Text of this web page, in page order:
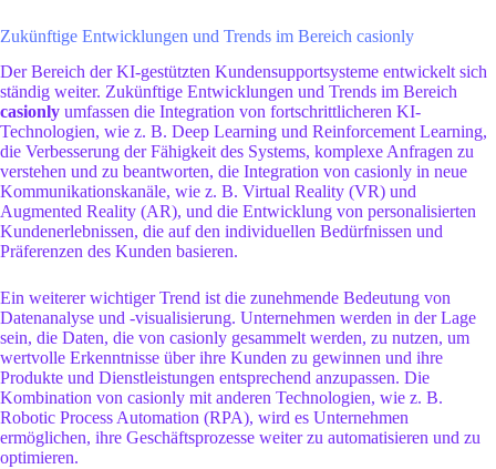
Zukünftige Entwicklungen und Trends im Bereich casionly
Der Bereich der KI-gestützten Kundensupportsysteme entwickelt sich
ständig weiter. Zukünftige Entwicklungen und Trends im Bereich
casionly umfassen die Integration von fortschrittlicheren KI-
Technologien, wie z. B. Deep Learning und Reinforcement Learning,
die Verbesserung der Fähigkeit des Systems, komplexe Anfragen zu
verstehen und zu beantworten, die Integration von casionly in neue
Kommunikationskanäle, wie z. B. Virtual Reality (VR) und
Augmented Reality (AR), und die Entwicklung von personalisierten
Kundenerlebnissen, die auf den individuellen Bedürfnissen und
Präferenzen des Kunden basieren.
Ein weiterer wichtiger Trend ist die zunehmende Bedeutung von
Datenanalyse und -visualisierung. Unternehmen werden in der Lage
sein, die Daten, die von casionly gesammelt werden, zu nutzen, um
wertvolle Erkenntnisse über ihre Kunden zu gewinnen und ihre
Produkte und Dienstleistungen entsprechend anzupassen. Die
Kombination von casionly mit anderen Technologien, wie z. B.
Robotic Process Automation (RPA), wird es Unternehmen
ermöglichen, ihre Geschäftsprozesse weiter zu automatisieren und zu
optimieren.